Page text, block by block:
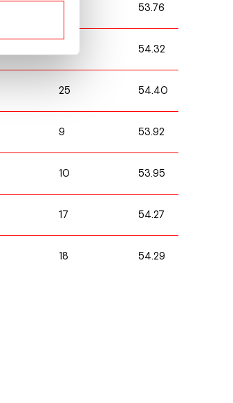
53.76
54.32
25 54.40
9 53.92
10 53.95
17 54.27
18 54.29